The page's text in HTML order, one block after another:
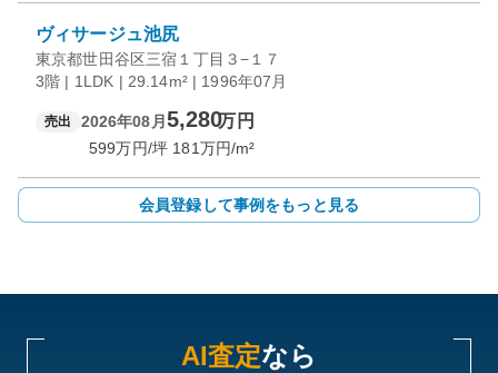
ヴィサージュ池尻
東京都世田谷区三宿１丁目３−１７
3階 | 1LDK | 29.14m² | 1996年07月
売出 2026年08月 5,280万円
599万円/坪 181万円/m²
会員登録して事例をもっと見る
AI査定なら